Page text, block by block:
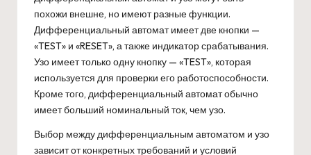
похожи внешне, но имеют разные функции.
Дифференциальный автомат имеет две кнопки —
«TEST» и «RESET», а также индикатор срабатывания.
Узо имеет только одну кнопку — «TEST», которая
используется для проверки его работоспособности.
Кроме того, дифференциальный автомат обычно
имеет больший номинальный ток, чем узо.
Выбор между дифференциальным автоматом и узо
зависит от конкретных требований и условий